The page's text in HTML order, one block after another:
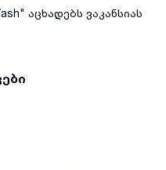
აცხადებს ვაკანსიას